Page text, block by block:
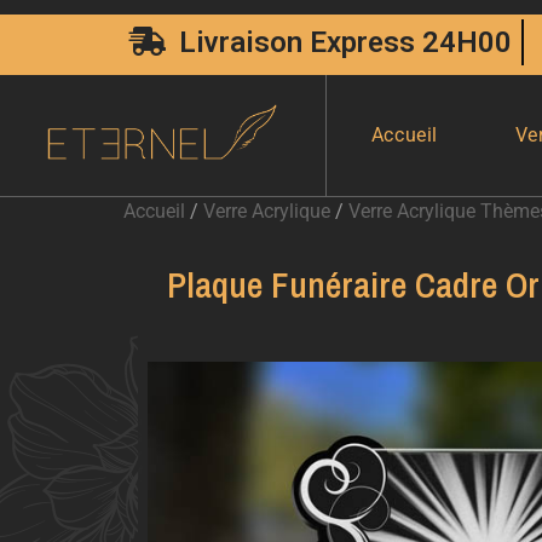
Livraison Express 24H00
Accueil
Accueil / Verre Acrylique / Verre Acrylique
Plaque Funéraire Cadre